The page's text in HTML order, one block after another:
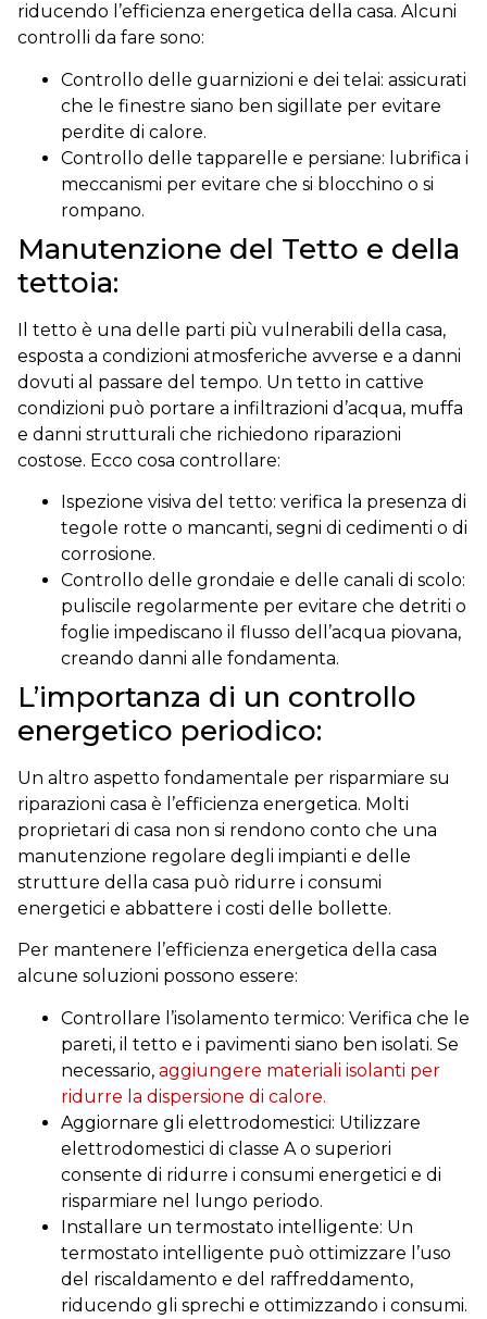
riducendo l’efficienza energetica della casa. Alcuni
controlli da fare sono:
Controllo delle guarnizioni e dei telai: assicurati
che le finestre siano ben sigillate per evitare
perdite di calore.
Controllo delle tapparelle e persiane: lubrifica i
meccanismi per evitare che si blocchino o si
rompano.
Manutenzione del Tetto e della
tettoia:
Il tetto è una delle parti più vulnerabili della casa,
esposta a condizioni atmosferiche avverse e a danni
dovuti al passare del tempo. Un tetto in cattive
condizioni può portare a infiltrazioni d’acqua, muffa
e danni strutturali che richiedono riparazioni
costose. Ecco cosa controllare:
Ispezione visiva del tetto: verifica la presenza di
tegole rotte o mancanti, segni di cedimenti o di
corrosione.
Controllo delle grondaie e delle canali di scolo:
puliscile regolarmente per evitare che detriti o
foglie impediscano il flusso dell’acqua piovana,
creando danni alle fondamenta.
L’importanza di un controllo
energetico periodico:
Un altro aspetto fondamentale per risparmiare su
riparazioni casa è l’efficienza energetica. Molti
proprietari di casa non si rendono conto che una
manutenzione regolare degli impianti e delle
strutture della casa può ridurre i consumi
energetici e abbattere i costi delle bollette.
Per mantenere l’efficienza energetica della casa
alcune soluzioni possono essere:
Controllare l’isolamento termico: Verifica che le
pareti, il tetto e i pavimenti siano ben isolati. Se
necessario, aggiungere materiali isolanti per
ridurre la dispersione di calore.
Aggiornare gli elettrodomestici: Utilizzare
elettrodomestici di classe A o superiori
consente di ridurre i consumi energetici e di
risparmiare nel lungo periodo.
Installare un termostato intelligente: Un
termostato intelligente può ottimizzare l’uso
del riscaldamento e del raffreddamento,
riducendo gli sprechi e ottimizzando i consumi.